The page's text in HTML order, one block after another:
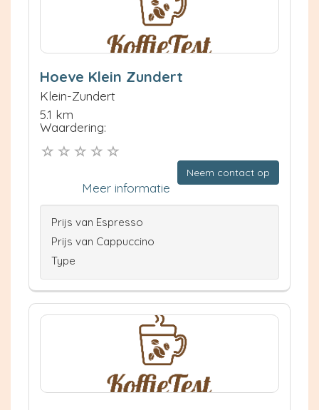
Hoeve Klein Zundert
Klein-Zundert
5.1 km
Waardering:
Neem contact op
Meer informatie
Prijs van Espresso
Prijs van Cappuccino
Type